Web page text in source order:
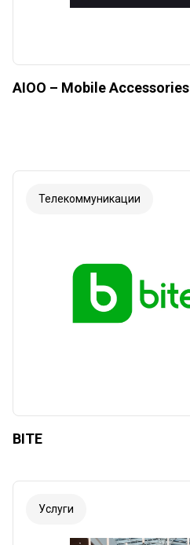
AIOO – Mobile Accessories
Телекоммуникации
BITE
Услуги